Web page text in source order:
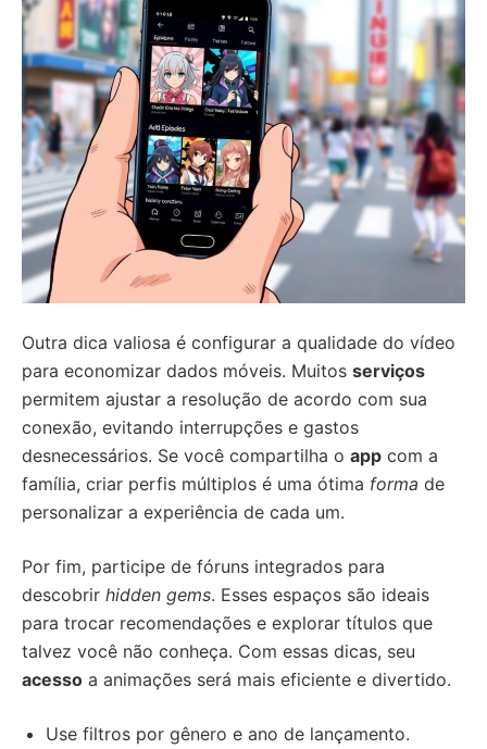
Outra dica valiosa é configurar a qualidade do vídeo
para economizar dados móveis. Muitos serviços
permitem ajustar a resolução de acordo com sua
conexão, evitando interrupções e gastos
desnecessários. Se você compartilha o app com a
família, criar perfis múltiplos é uma ótima forma de
personalizar a experiência de cada um.
Por fim, participe de fóruns integrados para
descobrir hidden gems. Esses espaços são ideais
para trocar recomendações e explorar títulos que
talvez você não conheça. Com essas dicas, seu
acesso a animações será mais eficiente e divertido.
Use filtros por gênero e ano de lançamento.